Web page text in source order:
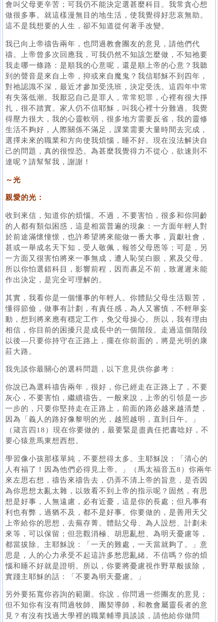
會叫父母更辛苦；可我仍不能決定選甚麼科目。我常貪心想
做很多事。就這樣漫無目的地生活，使我覺得好悲哀無助。
這不是我想要的人生，卻不知道從何著手改變。
我已向上帝禱告兩年，也問過教會團友的意見，請他們代
禱。上帝曾多次回應我，可我仍然不知該怎麼做，不知祂要
我走哪一條路：是順我的心意呢，還是順上帝的心意？我聽
到的聲音是來自上帝，抑或來自魔鬼？我信耶穌不到四年，
對祂認識不深，最近才參加受洗班，決定受洗。這四年中常
有失落低潮。我厭惡自己是罪人，常常犯罪，心裡有很大掙
扎，很不踏實。家人仍不信耶穌，叫我心裡十分難過。我覺
得壓力很大，我的心靈軟弱，很多地方需要反省，我的靈修
生活不夠好，人際關係不滿足，課業需要大量時間去完成，
選擇未來的職業和方向使我煩惱，睡不好。現在沒法解決自
己的問題，真的很惶恐。為甚麼我覺得力不從心，欲速則不
達呢？請幫幫我，謝謝！
～光
親愛的光：
收到來信，知道你的煩惱。不過，不要害怕，很多和你同齡
的人都有類似困惑，這是相當普遍的現象：一方面年輕人對
於前途滿懷憧憬，也許希望將來能做一番大事，貢獻社會，
甚或一舉成名天下知，受人敬佩，報答父母恩等；可是，另
一方面又很害怕將來一事無成，遭人恥笑白眼，累及父母。
所以你怕選錯科目，影響前程，因而裹足不前，致遲遲未能
作出決定，是完全可理解的。
其實，我看你是一個懂事的年輕人。你體貼父母生活艱苦，
懂得節儉，做事有計劃，有責任感，為人又審慎，不輕舉妄
動，想到將來應有穩定工作，免父母操心。所以，我有理由
相信，你目前的困擾只是成長中的一個階段。走過這個階段
以後—只要你持守在正路上，擺在你前面的，將是光明的康
莊大路。
我先談你最關心的選科問題，以下意見供你參考：
你說已為選科禱告兩年，很好，你已經走在正路上了，不要
灰心，不要害怕，繼續禱告。一般來說，上帝的引領是一步
一步的，只要你堅持走在正路上，前面的路必越來越清楚，
因為「義人的路好像黎明的光，越照越明，直到日午。」
（箴言四18）現在你要做的，最要緊是盡責任把書唸好，不
要心猿意馬東想西想。
學習像小孩那樣單純，不要想得太多。主耶穌說：「清心的
人有福了！因為他們必得見上帝。」（馬太福音五8）你兩年
來左思右想，禱告來禱告去，仍弄不清上帝的旨意，是否因
為你思想太亂太雜，以致看不到上帝的指示呢？固然，有思
想是好事，人無遠慮，必有近憂，這是你的長處；但凡事有
利也有弊，過猶不及，都不是好事。你要做的，是善用天父
上帝給你的思想，去蕪存菁。體貼父母、為人設想、計劃未
來等，可以保留；但悲觀消極、胡思亂想、為明天憂慮等，
都當拔除。主耶穌說：「一天的難處，一天當就夠了。」意
思是，人的心力承受不起這許多愁思亂緒。不信嗎？你的煩
惱和睡不好就是證明。所以，你要將憂慮視作野草般拔除，
實踐主耶穌的話：「不要為明天憂慮。」
另外要拓寬你咨詢的範圍。你說，你問過一些團友的意見；
但不知你有沒有問過牧師、團契導師，和教會屬靈長者的意
見？有沒有找過大學裡的職業輔導員談談，請他給你做問